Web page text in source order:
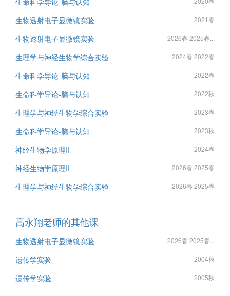
生物透射电子显微镜实验 2021春
生物透射电子显微镜实验 2026春 2025春...
生理学与神经生物学综合实验 2024春 2022春
生命科学导论-脑与认知 2022春
生命科学导论-脑与认知 2022秋
生理学与神经生物学综合实验 2023春
生命科学导论-脑与认知 2023秋
神经生物学原理II 2024春
神经生物学原理II 2026春 2025春
生理学与神经生物学综合实验 2026春 2025春
高永翔老师的其他课
生物透射电子显微镜实验 2026春 2025春...
遗传学实验 2004秋
遗传学实验 2005秋